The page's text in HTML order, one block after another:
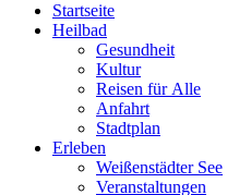
Start­sei­te
Heil­bad
Gesund­heit
Kul­tur
Rei­sen für Alle
Anfahrt
Stadt­plan
Erle­ben
Wei­ßen­städ­ter See
Ver­an­stal­tun­gen